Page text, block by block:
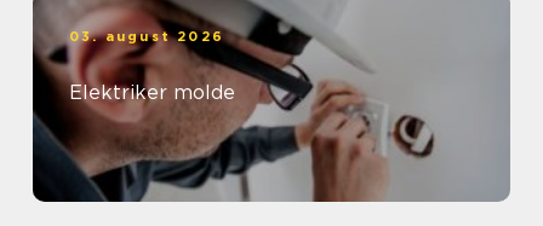
03. august 2026
Elektriker molde